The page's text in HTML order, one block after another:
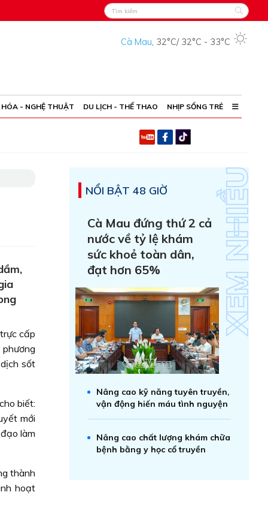
Cà Mau, 32°C/ 32°C - 33°C
- NGHỆ THUẬT DU LỊCH - THỂ THAO NHỊP SỐNG TRẺ
cấp
sốt
biết:
mới
làm
thành
hoạt
NỔI BẬT 48 GIỜ
Cà Mau đứng thứ 2 cả
nước về tỷ lệ khám
sức khoẻ toàn dân,
đạt hơn 65%
Nâng cao kỹ năng tuyên truyền,
vận động hiến máu tình nguyện
Nâng cao chất lượng khám chữa
bệnh bằng y học cổ truyền